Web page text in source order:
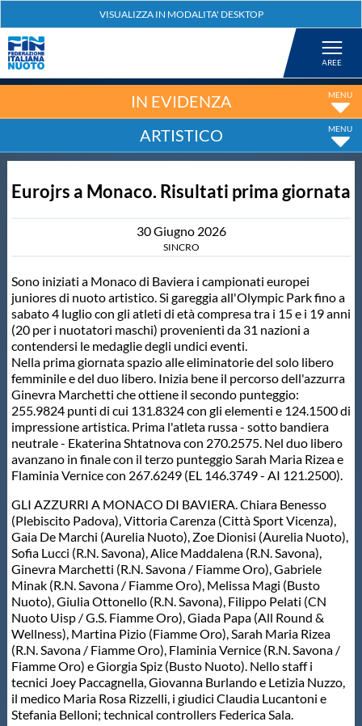
Nuoto
Tuffi
Fondo
Salvamento
Master
Formazione
Scuole Nuoto
Propaganda
Centri Federali
Area Legislativa
IN EVIDENZA
ARTISTICO
Eurojrs a Monaco. Risultati prima giornata
30Giugno 2026
SINCRO
Sono iniziati a Monaco di Baviera i campionati europei
juniores di nuoto artistico. Si gareggia all'Olympic Park fino a
sabato 4 luglio con gli atleti di età compresa tra i 15 e i 19 anni
(20 per i nuotatori maschi) provenienti da 31 nazioni a
contendersi le medaglie degli undici eventi.
Nella prima giornata spazio alle eliminatorie del solo libero
femminile e del duo libero. Inizia bene il percorso dell'azzurra
Ginevra Marchetti che ottiene il secondo punteggio:
255.9824 punti di cui 131.8324 con gli elementi e 124.1500 di
impressione artistica. Prima l'atleta russa - sotto bandiera
neutrale - Ekaterina Shtatnova con 270.2575. Nel duo libero
avanzano in finale con il terzo punteggio Sarah Maria Rizea e
Flaminia Vernice con 267.6249 (EL 146.3749 - AI 121.2500).
GLI AZZURRI A MONACO DI BAVIERA. Chiara Benesso
(Plebiscito Padova), Vittoria Carenza (Città Sport Vicenza),
Gaia De Marchi (Aurelia Nuoto), Zoe Dionisi (Aurelia Nuoto),
Sofia Lucci (R.N. Savona), Alice Maddalena (R.N. Savona),
Ginevra Marchetti (R.N. Savona / Fiamme Oro), Gabriele
Minak (R.N. Savona / Fiamme Oro), Melissa Magi (Busto
Nuoto), Giulia Ottonello (R.N. Savona), Filippo Pelati (CN
Nuoto Uisp / G.S. Fiamme Oro), Giada Papa (All Round &
Wellness), Martina Pizio (Fiamme Oro), Sarah Maria Rizea
(R.N. Savona / Fiamme Oro), Flaminia Vernice (R.N. Savona /
Fiamme Oro) e Giorgia Spiz (Busto Nuoto). Nello staff i
tecnici Joey Paccagnella, Giovanna Burlando e Letizia Nuzzo,
il medico Maria Rosa Rizzelli, i giudici Claudia Lucantoni e
Stefania Belloni; technical controllers Federica Sala.